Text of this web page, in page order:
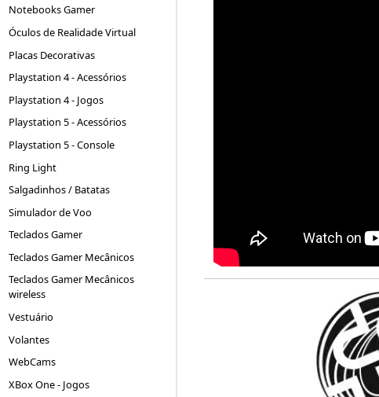
Notebooks Gamer
Óculos de Realidade Virtual
Placas Decorativas
Playstation 4 - Acessórios
Playstation 4 - Jogos
Playstation 5 - Acessórios
Playstation 5 - Console
Ring Light
Salgadinhos / Batatas
Simulador de Voo
Teclados Gamer
Teclados Gamer Mecânicos
Teclados Gamer Mecânicos
wireless
Vestuário
Volantes
WebCams
XBox One - Jogos